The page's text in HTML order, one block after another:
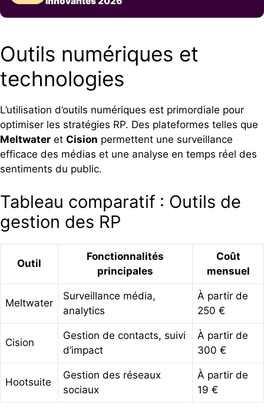
Outils numériques et
technologies
L’utilisation d’outils numériques est primordiale pour
optimiser les stratégies RP. Des plateformes telles que
Meltwater et Cision permettent une surveillance
efficace des médias et une analyse en temps réel des
sentiments du public.
Tableau comparatif : Outils de
gestion des RP
Outil
Fonctionnalités
principales
Coût
mensuel
Meltwater
Surveillance média,
analytics
À partir de
250 €
Cision
Gestion de contacts, suivi
d’impact
À partir de
300 €
Hootsuite
Gestion des réseaux
sociaux
À partir de
19 €